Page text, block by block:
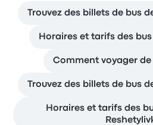
Trouvez des billets de bus
Horaires et tarifs des
Comment voyager de
Trouvez des billets de bus
Horaires et tarifs des